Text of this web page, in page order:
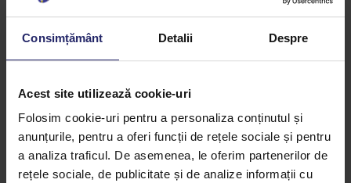
Consimțământ Detalii Despre
Acest site utilizează cookie-uri
Folosim cookie-uri pentru a personaliza conținutul și
anunțurile, pentru a oferi funcții de rețele sociale și pentru
a analiza traficul. De asemenea, le oferim partenerilor de
rețele sociale, de publicitate și de analize informații cu
plăci de 2 kilograme ambalate individual pentru micii
blocuri de 10 kg, pentru liniile automate dotate cu
pompă de extrudare a margarinei.
Eskimo W este fabricată în cadrul unui sistem de
management al calităţii certificat conform standardului
ISO 9001: 2000 şi HACCP.